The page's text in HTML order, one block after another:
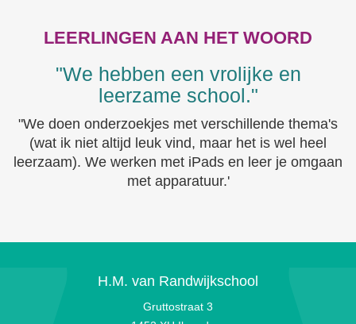
LEERLINGEN AAN HET WOORD
"We hebben een vrolijke en
leerzame school."
"We doen onderzoekjes met verschillende thema's
(wat ik niet altijd leuk vind, maar het is wel heel
leerzaam). We werken met iPads en leer je omgaan
met apparatuur.'
H.M. van Randwijkschool
Gruttostraat 3